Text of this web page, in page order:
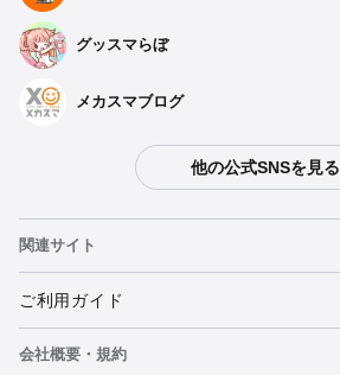
グッスマらぼ
メカスマブログ
他の公式SNSを見る
関連サイト
ねんどろいど
ねんどろいどフェイスメーカー
ご利用ガイド
重要なお知らせ
会社概要・規約